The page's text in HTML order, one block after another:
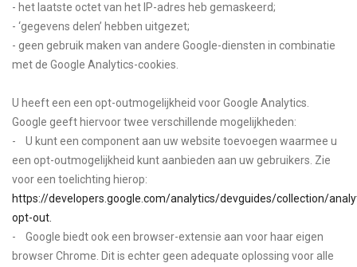
- het laatste octet van het IP-adres heb gemaskeerd;
- ‘gegevens delen’ hebben uitgezet;
- geen gebruik maken van andere Google-diensten in combinatie
met de Google Analytics-cookies.
U heeft een een opt-outmogelijkheid voor Google Analytics.
Google geeft hiervoor twee verschillende mogelijkheden:
- U kunt een component aan uw website toevoegen waarmee u
een opt-outmogelijkheid kunt aanbieden aan uw gebruikers. Zie
voor een toelichting hierop:
https://developers.google.com/analytics/devguides/collection/
opt-out.
- Google biedt ook een browser-extensie aan voor haar eigen
browser Chrome. Dit is echter geen adequate oplossing voor alle